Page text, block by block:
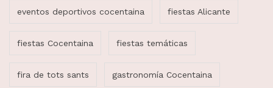
eventos deportivos cocentaina fiestas Alicante
fiestas Cocentaina fiestas temáticas
fira de tots sants gastronomía Cocentaina